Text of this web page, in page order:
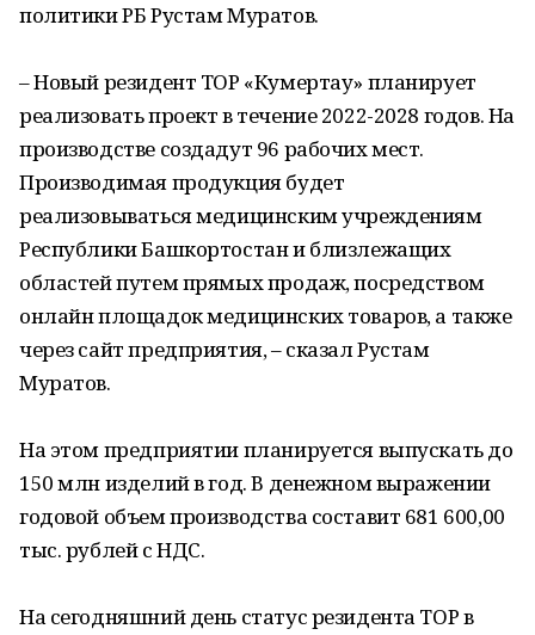
политики РБ Рустам Муратов.
– Новый резидент ТОР «Кумертау» планирует
реализовать проект в течение 2022-2028 годов. На
производстве создадут 96 рабочих мест.
Производимая продукция будет
реализовываться медицинским учреждениям
Республики Башкортостан и близлежащих
областей путем прямых продаж, посредством
онлайн площадок медицинских товаров, а также
через сайт предприятия, – сказал Рустам
Муратов.
На этом предприятии планируется выпускать до
150 млн изделий в год. В денежном выражении
годовой объем производства составит 681 600,00
тыс. рублей с НДС.
На сегодняшний день статус резидента ТОР в